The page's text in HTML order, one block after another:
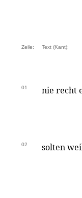
Zeile: Text (Kant):
01 nie recht
02 solten